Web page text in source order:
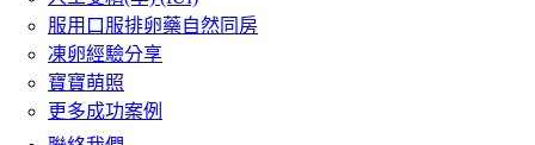
服用口服排卵藥自然同房
凍卵經驗分享
寶寶萌照
更多成功案例